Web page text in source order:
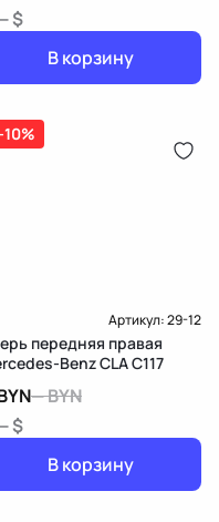
$
В корзину
Артикул:29-12
передняя правая
Benz CLA C117
—BYN
$
В корзину